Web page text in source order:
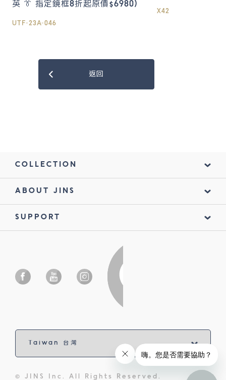
英 👔 指定鏡框8折起原價$6980)
UTF-23A-046
X42
返回
COLLECTION
ABOUT JINS
SUPPORT
© JINS Inc. All Rights Reserved.